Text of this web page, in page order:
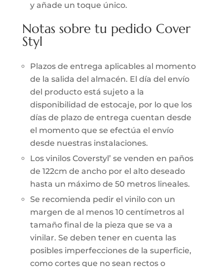
y añade un toque único.
Notas sobre tu pedido Cover
Styl
Plazos de entrega aplicables al momento
de la salida del almacén. El día del envío
del producto está sujeto a la
disponibilidad de estocaje, por lo que los
días de plazo de entrega cuentan desde
el momento que se efectúa el envío
desde nuestras instalaciones.
Los vinilos Coverstyl’ se venden en paños
de 122cm de ancho por el alto deseado
hasta un máximo de 50 metros lineales.
Se recomienda pedir el vinilo con un
margen de al menos 10 centímetros al
tamaño final de la pieza que se va a
vinilar. Se deben tener en cuenta las
posibles imperfecciones de la superficie,
como cortes que no sean rectos o